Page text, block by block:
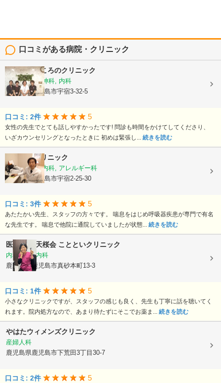
口コミがある病院・クリニック
スリジエこころのクリニック
心療内科, 精神科, 内科
鹿児島県鹿児島市宇宿3-32-5
口コミ: 2件 5
女性の先生でとても話しやすかったです! 問診も時間をかけてしてくださり、
いざカウンセリングとなったときに 初めは緊張し... 続きを読む
栃木隆男クリニック
内科, 呼吸器内科, アレルギー科
鹿児島県鹿児島市宇宿2-25-30
口コミ: 3件 5
あたたかい先生、スタッフの方々です。 喘息をはじめ呼吸器疾患が専門で有名
な先生です。 喘息で他院に通院していましたが状態... 続きを読む
医療法人 天桜会 ことといクリニック
内科, 血液内科
鹿児島県鹿児島市真砂本町13-3
口コミ: 1件 5
小さなクリニックですが、スタッフの感じも良く、先生も丁寧に話を聴いてく
れます。院内処方なので、あまり待たずにそこでお薬ま... 続きを読む
やはたウィメンズクリニック
産婦人科
鹿児島県鹿児島市下荒田3丁目30-7
口コミ: 2件 5